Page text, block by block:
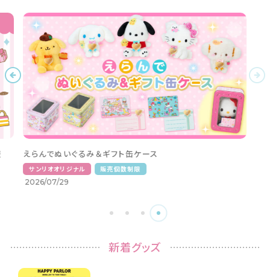
キャラクターが手で持つ姿がかわいい歯ブラシホルダー。便
利な吸盤付き。
サンリオオリジナル
新着グッズ